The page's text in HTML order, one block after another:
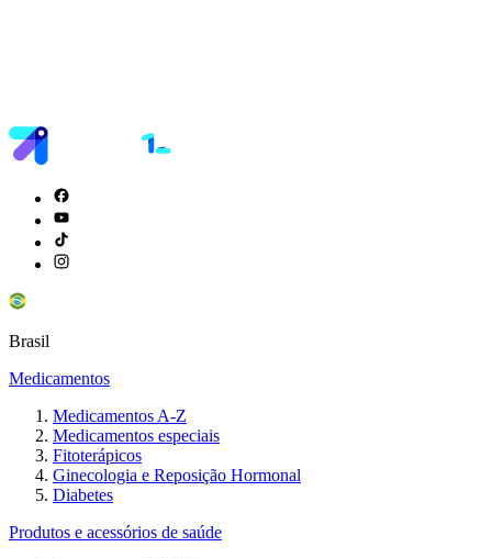
Brasil
Medicamentos
Medicamentos A-Z
Medicamentos especiais
Fitoterápicos
Ginecologia e Reposição Hormonal
Diabetes
Produtos e acessórios de saúde